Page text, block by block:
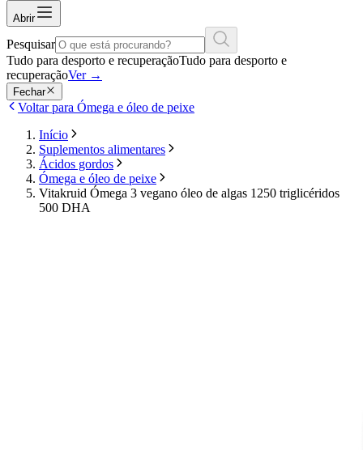
Abrir
Pesquisar
Tudo para desporto e recuperaçãoTudo para desporto e
recuperaçãoVer →
Fechar
Voltar para Ómega e óleo de peixe
Início
Suplementos alimentares
Ácidos gordos
Ómega e óleo de peixe
Vitakruid Ómega 3 vegano óleo de algas 1250 triglicéridos
500 DHA